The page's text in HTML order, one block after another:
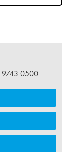
9743 0500